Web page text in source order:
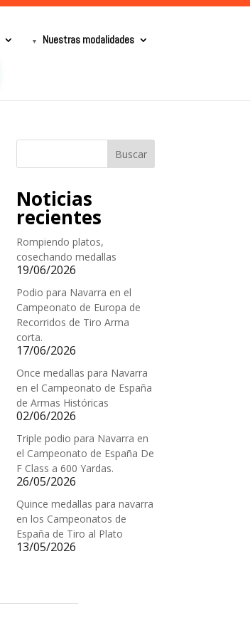
Nuestras modalidades
Buscar
Noticias
recientes
Rompiendo platos,
cosechando medallas
19/06/2026
Podio para Navarra en el
Campeonato de Europa de
Recorridos de Tiro Arma
corta.
17/06/2026
Once medallas para Navarra
en el Campeonato de España
de Armas Históricas
02/06/2026
Triple podio para Navarra en
el Campeonato de España De
F Class a 600 Yardas.
26/05/2026
Quince medallas para navarra
en los Campeonatos de
España de Tiro al Plato
13/05/2026